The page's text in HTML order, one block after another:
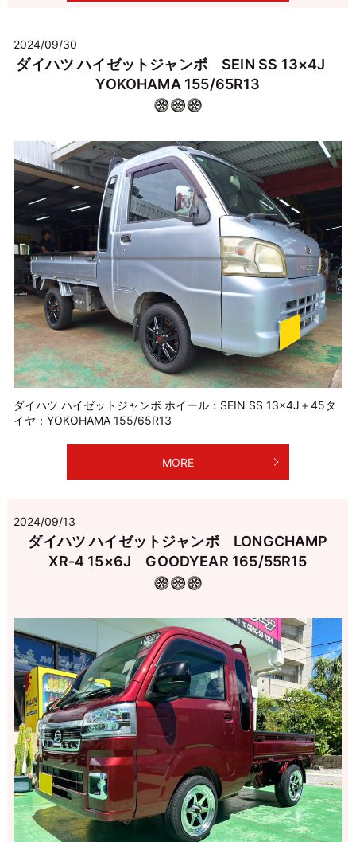
2024/09/30
ダイハツ ハイゼットジャンボ SEIN SS 13×4J
YOKOHAMA 155/65R13
ダイハツ ハイゼットジャンボ ホイール：SEIN SS 13×4J＋45タ
イヤ：YOKOHAMA 155/65R13
MORE
2024/09/13
ダイハツ ハイゼットジャンボ LONGCHAMP
XR-4 15×6J GOODYEAR 165/55R15